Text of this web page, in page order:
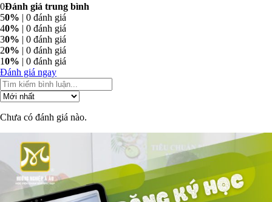
0Đánh giá trung bình
50% | 0 đánh giá
40% | 0 đánh giá
30% | 0 đánh giá
20% | 0 đánh giá
10% | 0 đánh giá
Đánh giá ngay
Chưa có đánh giá nào.